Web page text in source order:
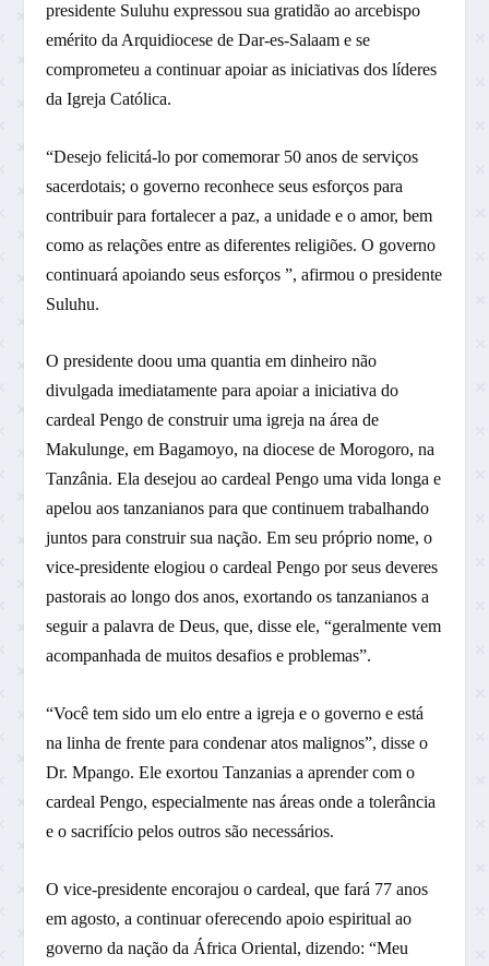
presidente Suluhu expressou sua gratidão ao arcebispo
emérito da Arquidiocese de Dar-es-Salaam e se
comprometeu a continuar apoiar as iniciativas dos líderes
da Igreja Católica.
“Desejo felicitá-lo por comemorar 50 anos de serviços
sacerdotais; o governo reconhece seus esforços para
contribuir para fortalecer a paz, a unidade e o amor, bem
como as relações entre as diferentes religiões. O governo
continuará apoiando seus esforços ”, afirmou o presidente
Suluhu.
O presidente doou uma quantia em dinheiro não
divulgada imediatamente para apoiar a iniciativa do
cardeal Pengo de construir uma igreja na área de
Makulunge, em Bagamoyo, na diocese de Morogoro, na
Tanzânia. Ela desejou ao cardeal Pengo uma vida longa e
apelou aos tanzanianos para que continuem trabalhando
juntos para construir sua nação. Em seu próprio nome, o
vice-presidente elogiou o cardeal Pengo por seus deveres
pastorais ao longo dos anos, exortando os tanzanianos a
seguir a palavra de Deus, que, disse ele, “geralmente vem
acompanhada de muitos desafios e problemas”.
“Você tem sido um elo entre a igreja e o governo e está
na linha de frente para condenar atos malignos”, disse o
Dr. Mpango. Ele exortou Tanzanias a aprender com o
cardeal Pengo, especialmente nas áreas onde a tolerância
e o sacrifício pelos outros são necessários.
O vice-presidente encorajou o cardeal, que fará 77 anos
em agosto, a continuar oferecendo apoio espiritual ao
governo da nação da África Oriental, dizendo: “Meu